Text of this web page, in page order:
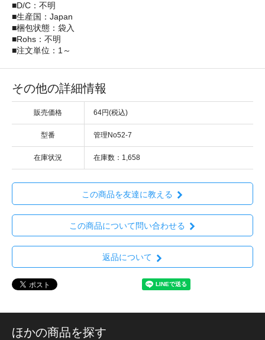
■D/C：不明
■生産国：Japan
■梱包状態：袋入
■Rohs：不明
■注文単位：1～
その他の詳細情報
販売価格 64円(税込)
型番 管理No52-7
在庫状況 在庫数：1,658
この商品を友達に教える
この商品について問い合わせる
返品について
ほかの商品を探す